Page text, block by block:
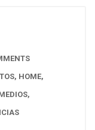
, HOME,
,